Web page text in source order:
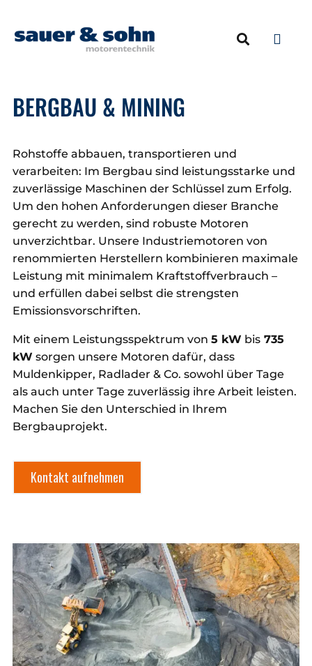
BERGBAU & MINING
Rohstoffe abbauen, transportieren und
verarbeiten: Im Bergbau sind leistungsstarke und
zuverlässige Maschinen der Schlüssel zum Erfolg.
Um den hohen Anforderungen dieser Branche
gerecht zu werden, sind robuste Motoren
unverzichtbar. Unsere Industriemotoren von
renommierten Herstellern kombinieren maximale
Leistung mit minimalem Kraftstoffverbrauch –
und erfüllen dabei selbst die strengsten
Emissionsvorschriften.
Mit einem Leistungsspektrum von 5 kW bis 735
kW sorgen unsere Motoren dafür, dass
Muldenkipper, Radlader & Co. sowohl über Tage
als auch unter Tage zuverlässig ihre Arbeit leisten.
Machen Sie den Unterschied in Ihrem
Bergbauprojekt.
Kontakt aufnehmen